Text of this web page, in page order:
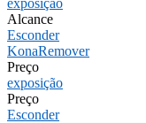
exposição
Alcance
Esconder
KonaRemover
Preço
exposição
Preço
Esconder